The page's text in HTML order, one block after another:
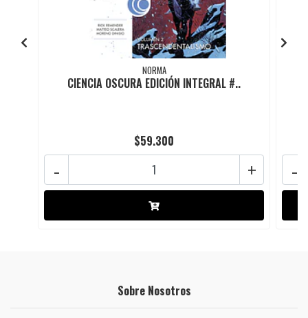
NORMA
CIENCIA OSCURA EDICIÓN INTEGRAL #..
$59.300
+
- -
Sobre Nosotros